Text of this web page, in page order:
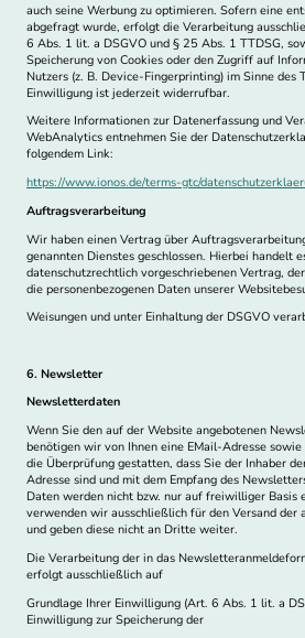
auch seine Werbung zu optimieren. Sofern eine
abgefragt wurde, erfolgt die Verarbeitung
6 Abs. 1 lit. a DSGVO und § 25 Abs. 1 TTDSG,
Speicherung von Cookies oder den Zugriff auf
Nutzers (z. B. Device-Fingerprinting) im Sinne des
Einwilligung ist jederzeit widerrufbar.
Weitere Informationen zur Datenerfassung und
WebAnalytics entnehmen Sie der
folgendem Link:
https://www.ionos.de/terms-gtc/
Auftragsverarbeitung
Wir haben einen Vertrag über
genannten Dienstes geschlossen. Hierbei handelt
datenschutzrechtlich vorgeschriebenen Vertrag,
die personenbezogenen Daten unserer
Weisungen und unter Einhaltung der DSGVO
6. Newsletter
Newsletterdaten
Wenn Sie den auf der Website angebotenen
benötigen wir von Ihnen eine EMail-Adresse
die Überprüfung gestatten, dass Sie der Inhaber
Adresse sind und mit dem Empfang des
Daten werden nicht bzw. nur auf freiwilliger Basis
verwenden wir ausschließlich für den Versand der
und geben diese nicht an Dritte weiter.
Die Verarbeitung der in das
erfolgt ausschließlich auf
Grundlage Ihrer Einwilligung (Art. 6 Abs. 1 lit. a
Einwilligung zur Speicherung der